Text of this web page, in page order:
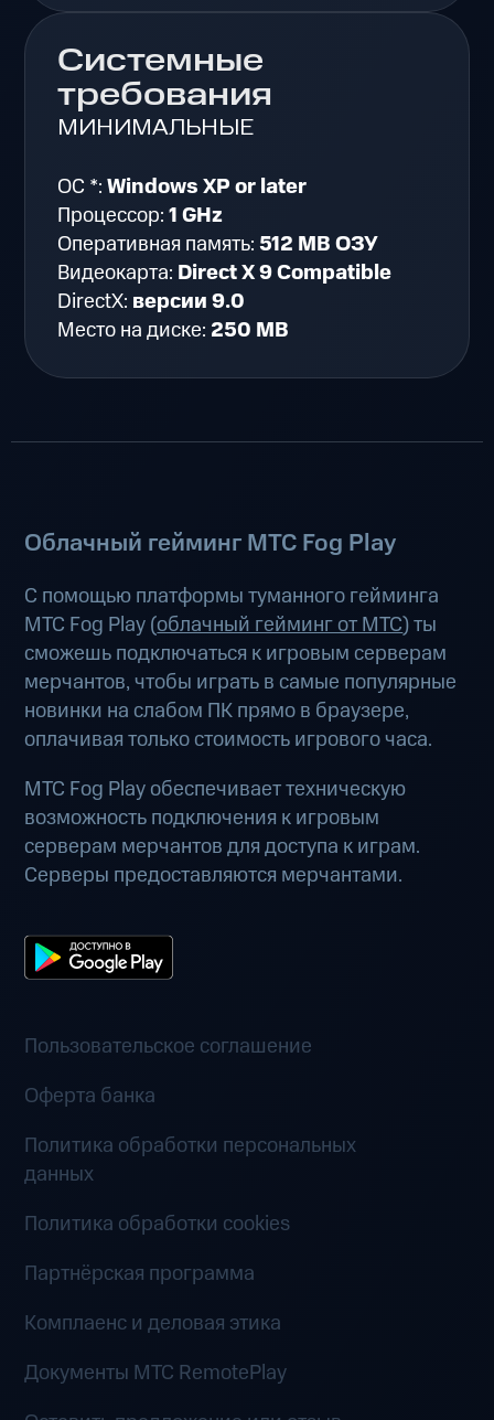
Системные
требования
МИНИМАЛЬНЫЕ
ОС *:Windows XP or later
Процессор:1 GHz
Оперативная память:512 MB ОЗУ
Видеокарта: Direct X 9 Compatible
DirectX: версии 9.0
Место на диске: 250 MB
Облачный гейминг МТС Fog Play
С помощью платформы туманного гейминга
МТС Fog Play (облачный гейминг от МТС) ты
сможешь подключаться к игровым серверам
мерчантов, чтобы играть в самые популярные
новинки на слабом ПК прямо в браузере,
оплачивая только стоимость игрового часа.
МТС Fog Play обеспечивает техническую
возможность подключения к игровым
серверам мерчантов для доступа к играм.
Серверы предоставляются мерчантами.
Пользовательское соглашение
Оферта банка
Политика обработки персональных
данных
Политика обработки cookies
Партнёрская программа
Комплаенс и деловая этика
Документы MTC RemotePlay